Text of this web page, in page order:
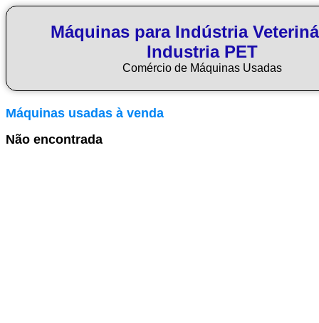
Máquinas para Indústria
Industria PET
Comércio de Máquinas Usadas
Máquinas usadas à venda
Não encontrada